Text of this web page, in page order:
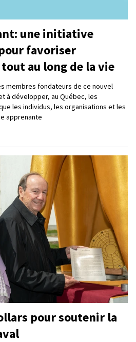
une initiative
favoriser
au long de la vie
membres fondateurs de ce nouvel
à développer, au Québec, les
les individus, les organisations et les
apprenante
pour soutenir la